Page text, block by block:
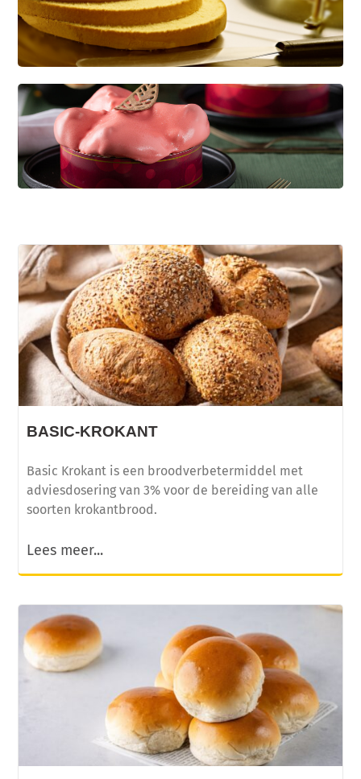
CREDI KAPSEL
Dé basis voor diverse soorten gebak
Licht, luchtig en eiwitrijk broodje op basis van
kwark!
BASIC-KROKANT
Basic Krokant is een broodverbetermiddel met
adviesdosering van 3% voor de bereiding van alle
soorten krokantbrood.
Lees meer...